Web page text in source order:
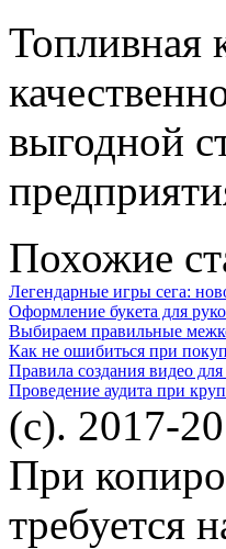
Топливная
выгодной
Похожие
Легендарные игры сега:
Оформление букета для
Выбираем правильные
Как не ошибиться при
Правила создания видео
Проведение аудита при
(c). 2017-
При
требуется